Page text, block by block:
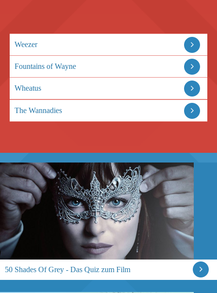
Weezer
Fountains of Wayne
Wheatus
The Wannadies
50 Shades Of Grey - Das Quiz zum Film